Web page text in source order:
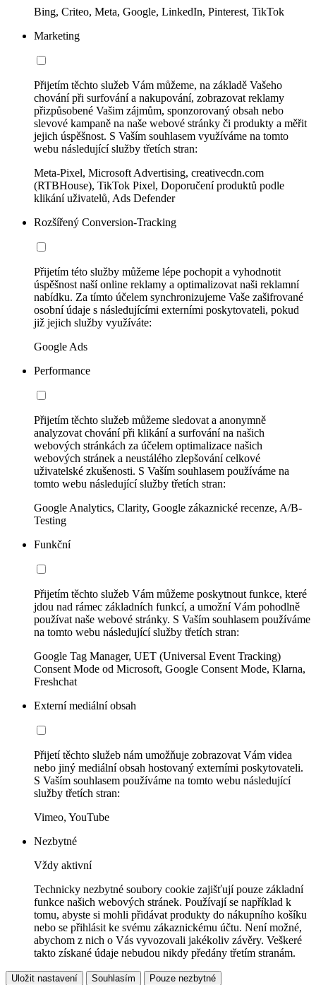
Bing, Criteo, Meta, Google, LinkedIn, Pinterest, TikTok
Marketing
Přijetím těchto služeb Vám můžeme, na základě Vašeho
chování při surfování a nakupování, zobrazovat reklamy
přizpůsobené Vašim zájmům, sponzorovaný obsah nebo
slevové kampaně na naše webové stránky či produkty a měřit
jejich úspěšnost. S Vaším souhlasem využíváme na tomto
webu následující služby třetích stran:
Meta-Pixel, Microsoft Advertising, creativecdn.com
(RTBHouse), TikTok Pixel, Doporučení produktů podle
klikání uživatelů, Ads Defender
Rozšířený Conversion-Tracking
Přijetím této služby můžeme lépe pochopit a vyhodnotit
úspěšnost naší online reklamy a optimalizovat naši reklamní
nabídku. Za tímto účelem synchronizujeme Vaše zašifrované
osobní údaje s následujícími externími poskytovateli, pokud
již jejich služby využíváte:
Google Ads
Performance
Přijetím těchto služeb můžeme sledovat a anonymně
analyzovat chování při klikání a surfování na našich
webových stránkách za účelem optimalizace našich
webových stránek a neustálého zlepšování celkové
uživatelské zkušenosti. S Vaším souhlasem používáme na
tomto webu následující služby třetích stran:
Google Analytics, Clarity, Google zákaznické recenze, A/B-
Testing
Funkční
Přijetím těchto služeb Vám můžeme poskytnout funkce, které
jdou nad rámec základních funkcí, a umožní Vám pohodlně
používat naše webové stránky. S Vaším souhlasem používáme
na tomto webu následující služby třetích stran:
Google Tag Manager, UET (Universal Event Tracking)
Consent Mode od Microsoft, Google Consent Mode, Klarna,
Freshchat
Externí mediální obsah
Přijetí těchto služeb nám umožňuje zobrazovat Vám videa
nebo jiný mediální obsah hostovaný externími poskytovateli.
S Vaším souhlasem používáme na tomto webu následující
služby třetích stran:
Vimeo, YouTube
Nezbytné
Vždy aktivní
Technicky nezbytné soubory cookie zajišťují pouze základní
funkce našich webových stránek. Používají se například k
tomu, abyste si mohli přidávat produkty do nákupního košíku
nebo se přihlásit ke svému zákaznickému účtu. Není možné,
abychom z nich o Vás vyvozovali jakékoliv závěry. Veškeré
takto získané údaje nebudou nikdy předány třetím stranám.
Uložit nastavení Souhlasím Pouze nezbytné